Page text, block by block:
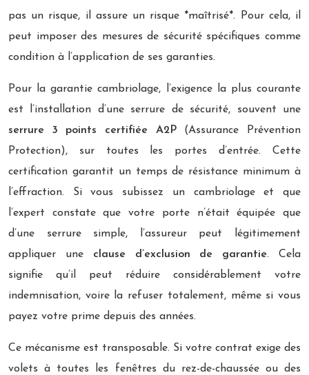
pas un risque, il assure un risque *maîtrisé*. Pour cela, il
peut imposer des mesures de sécurité spécifiques comme
condition à l’application de ses garanties.
Pour la garantie cambriolage, l’exigence la plus courante
est l’installation d’une serrure de sécurité, souvent une
serrure 3 points certifiée A2P(Assurance Prévention
Protection), sur toutes les portes d’entrée. Cette
certification garantit un temps de résistance minimum à
l’effraction. Si vous subissez un cambriolage et que
l’expert constate que votre porte n’était équipée que
d’une serrure simple, l’assureur peut légitimement
appliquer une clause d’exclusion de garantie. Cela
signifie qu’il peut réduire considérablement votre
indemnisation, voire la refuser totalement, même si vous
payez votre prime depuis des années.
Ce mécanisme est transposable. Si votre contrat exige des
volets à toutes les fenêtres du rez-de-chaussée ou des